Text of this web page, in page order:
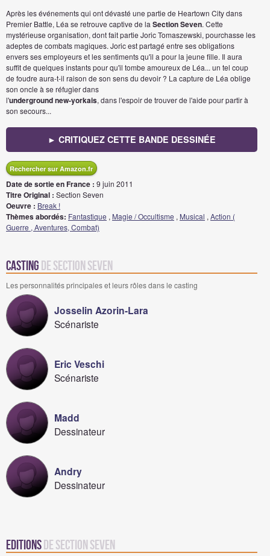
Après les événements qui ont dévasté une partie de Heartown City dans
Premier Battle, Léa se retrouve captive de la Section Seven. Cette
mystérieuse organisation, dont fait partie Joric Tomaszewski, pourchasse les
adeptes de combats magiques. Joric est partagé entre ses obligations
envers ses employeurs et les sentiments qu'il a pour la jeune fille. Il aura
suffit de quelques instants pour qu'il tombe amoureux de Léa... un tel coup
de foudre aura-t-il raison de son sens du devoir ? La capture de Léa oblige
son oncle à se réfugier dans
l'undergroundnew-yorkais, dans l'espoir de trouver de l'aide pour partir à
son secours...
► CRITIQUEZ CETTE BANDE DESSINÉE
Rechercher sur Amazon.fr
Date de sortie en France : 9 juin 2011
Titre Original : Section Seven
Oeuvre : Break !
Thèmes abordés: Fantastique , Magie / Occultisme , Musical , Action (
Guerre , Aventures, Combat)
Casting de Section Seven
Les personnalités principales et leurs rôles dans le casting
Josselin Azorin-Lara
Scénariste
Eric Veschi
Scénariste
Madd
Dessinateur
Andry
Dessinateur
Editionsde Section Seven